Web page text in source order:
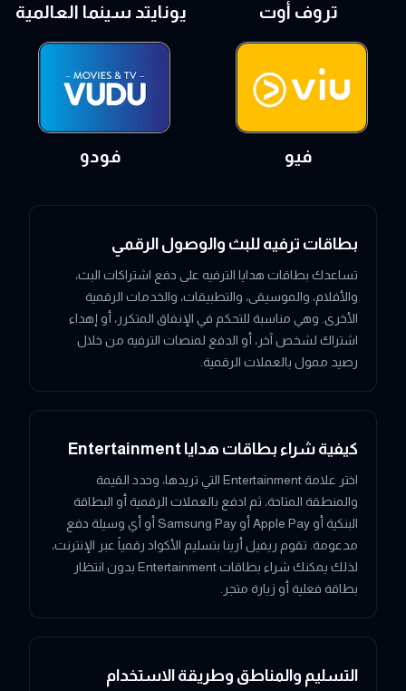
تروف أوت يونايتد سينما العالمية
فيو فودو
بطاقات ترفيه للبث والوصول الرقمي
تساعدك بطاقات هدايا الترفيه على دفع اشتراكات البث،
والأفلام، والموسيقى، والتطبيقات، والخدمات الرقمية
الأخرى. وهي مناسبة للتحكم في الإنفاق المتكرر، أو إهداء
اشتراك لشخص آخر، أو الدفع لمنصات الترفيه من خلال
رصيد ممول بالعملات الرقمية.
كيفية شراء بطاقات هدايا Entertainment
اختر علامة Entertainment التي تريدها، وحدد القيمة
والمنطقة المتاحة، ثم ادفع بالعملات الرقمية أو البطاقة
البنكية أو Apple Pay أو Samsung Pay أو أي وسيلة دفع
مدعومة. تقوم ريفيل أرينا بتسليم الأكواد رقمياً عبر الإنترنت،
لذلك يمكنك شراء بطاقات Entertainment بدون انتظار
بطاقة فعلية أو زيارة متجر.
التسليم والمناطق وطريقة الاستخدام